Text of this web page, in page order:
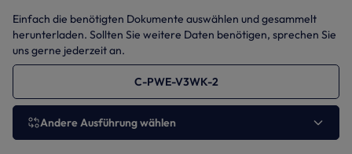
Einfach die benötigten Dokumente auswählen und gesammelt
herunterladen. Sollten Sie weitere Daten benötigen, sprechen Sie
uns gerne jederzeit an.
C-PWE-V3WK-2
Andere Ausführung wählen